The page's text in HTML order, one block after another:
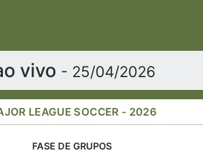
vivo - 25/04/2026
LEAGUE SOCCER - 2026
FASE DE GRUPOS